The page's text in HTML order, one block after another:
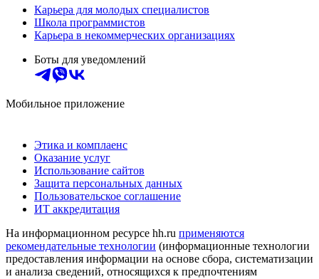
Карьера для молодых специалистов
Школа программистов
Карьера в некоммерческих организациях
Боты для уведомлений
Мобильное приложение
Этика и комплаенс
Оказание услуг
Использование сайтов
Защита персональных данных
Пользовательское соглашение
ИТ аккредитация
На информационном ресурсе hh.ru применяются
рекомендательные технологии (информационные технологии
предоставления информации на основе сбора, систематизации
и анализа сведений, относящихся к предпочтениям